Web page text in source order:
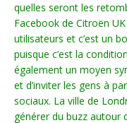
quelles seront les
Facebook de Citroën
utilisateurs et c’est un
puisque c’est la
également un moyen
et d’inviter les gens à
sociaux. La ville de
générer du buzz autour